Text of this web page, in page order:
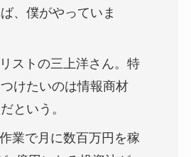
、僕がやっていま
ストの三上洋さん。特
けたいのは情報商材
という。
作業で月に数百万円を稼